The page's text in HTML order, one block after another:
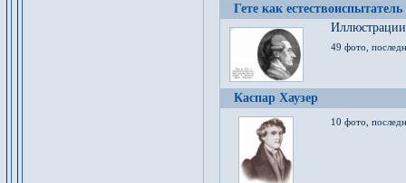
Гете как естествоиспытатель
49 фото,
Каспар Хаузер
10 фото,